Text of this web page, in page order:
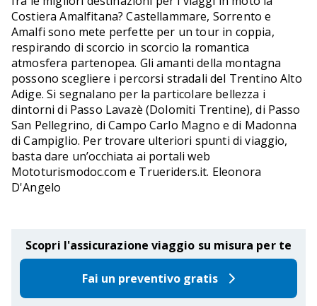
Costiera Amalfitana? Castellammare, Sorrento e
Amalfi sono mete perfette per un tour in coppia,
respirando di scorcio in scorcio la romantica
atmosfera partenopea. Gli amanti della montagna
possono scegliere i percorsi stradali del Trentino Alto
Adige. Si segnalano per la particolare bellezza i
dintorni di Passo Lavazè (Dolomiti Trentine), di Passo
San Pellegrino, di Campo Carlo Magno e di Madonna
di Campiglio. Per trovare ulteriori spunti di viaggio,
basta dare un’occhiata ai portali web
Mototurismodoc.com e Trueriders.it. Eleonora
D'Angelo
Scopri l'assicurazione viaggio su misura per te
Fai un preventivo gratis